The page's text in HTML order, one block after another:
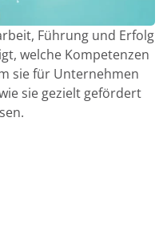
Führung und Erfolg
welche Kompetenzen
sie für Unternehmen
sie gezielt gefördert